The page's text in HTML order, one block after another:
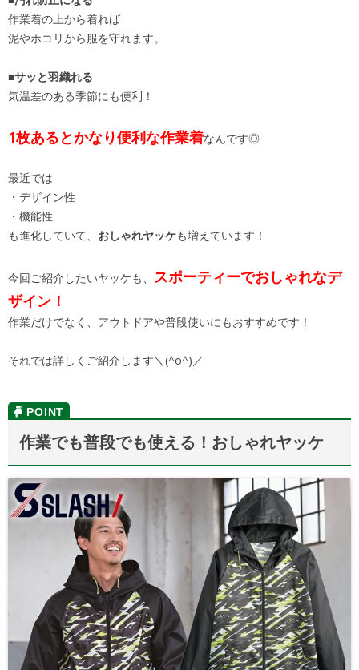
作業着の上から着れば
泥やホコリから服を守れます。
■サッと羽織れる
気温差のある季節にも便利！
1枚あるとかなり便利な作業着なんです◎
最近では
・デザイン性
・機能性
も進化していて、 おしゃれヤッケも増えています！
今回ご紹介したいヤッケも、 スポーティーでおしゃれなデ
ザイン！
作業だけでなく、アウトドアや普段使いにもおすすめです！
それでは詳しくご紹介します＼(^o^)／
作業でも普段でも使える！おしゃれヤッケ